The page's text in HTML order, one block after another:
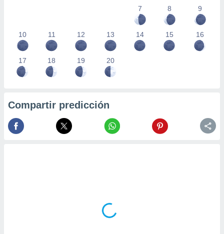
7
8 9
10 11 12 13 14 15 16
17 18 19 20
Compartir predicción